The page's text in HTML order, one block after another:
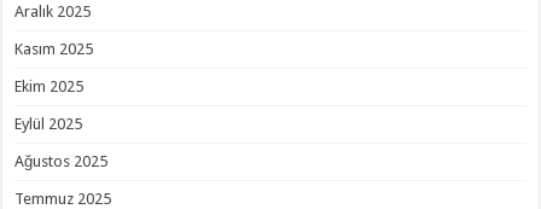
Aralık 2025
Kasım 2025
Ekim 2025
Eylül 2025
Ağustos 2025
Temmuz 2025